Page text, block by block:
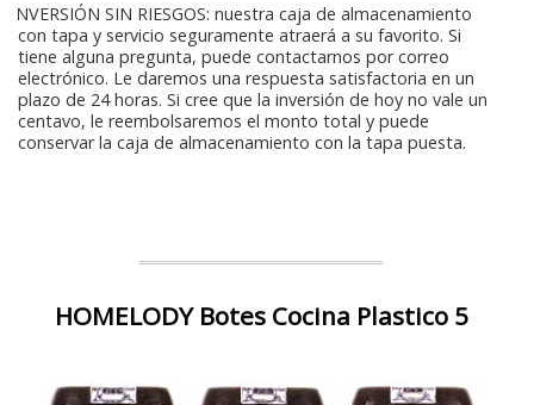
INVERSIÓN SIN RIESGOS: nuestra caja de almacenamiento
con tapa y servicio seguramente atraerá a su favorito. Si
tiene alguna pregunta, puede contactarnos por correo
electrónico. Le daremos una respuesta satisfactoria en un
plazo de 24 horas. Si cree que la inversión de hoy no vale un
centavo, le reembolsaremos el monto total y puede
conservar la caja de almacenamiento con la tapa puesta.
HOMELODY Botes Cocina Plastico 5